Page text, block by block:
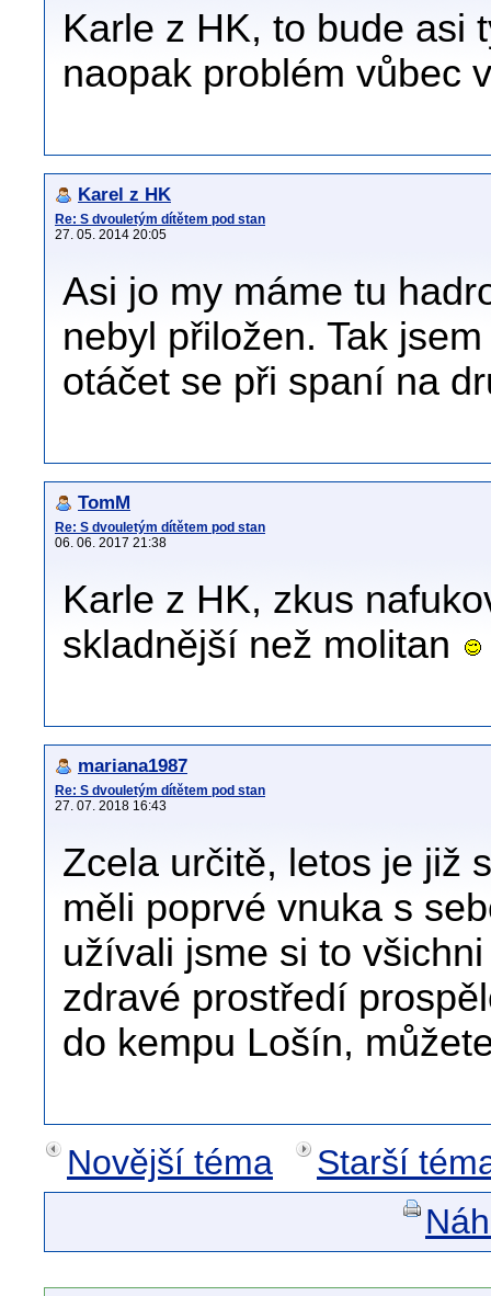
Karle z HK, to bude asi
naopak problém vůbec
Karel z HK
Re: S dvouletým dítětem pod stan
27. 05. 2014 20:05
Asi jo my máme tu
nebyl přiložen. Tak
otáčet se při spaní na
TomM
Re: S dvouletým dítětem pod stan
06. 06. 2017 21:38
Karle z HK, zkus
skladnější než molitan
mariana1987
Re: S dvouletým dítětem pod stan
27. 07. 2018 16:43
Zcela určitě, letos je již
měli poprvé vnuka s
užívali jsme si to
zdravé prostředí
do kempu Lošín,
Novější téma
Starší